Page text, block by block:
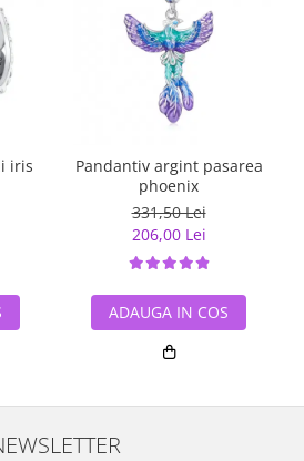
iris
Pandantiv argint pasarea
phoenix
331,50 Lei
206,00 Lei
ADAUGA IN COS